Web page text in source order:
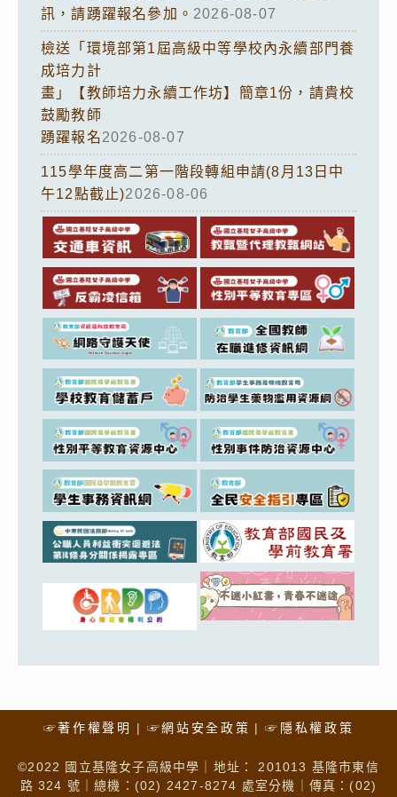
訊，請踴躍報名參加。 2026-08-07
檢送「環境部第1屆高級中等學校內永續部門養
成培力計
畫」【教師培力永續工作坊】簡章1份，請貴校
鼓勵教師
踴躍報名2026-08-07
115學年度高二第一階段轉組申請(8月13日中
午12點截止)2026-08-06
☞著作權聲明 ☞網站安全政策 ☞隱私權政策
©2022 國立基隆女子高級中學｜地址： 201013 基隆市東信
路 324 號｜總機：(02) 2427-8274 處室分機｜傳真：(02)